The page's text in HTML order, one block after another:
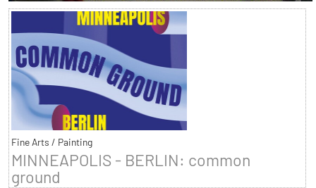
Fine Arts / Painting
MINNEAPOLIS - BERLIN: common
ground